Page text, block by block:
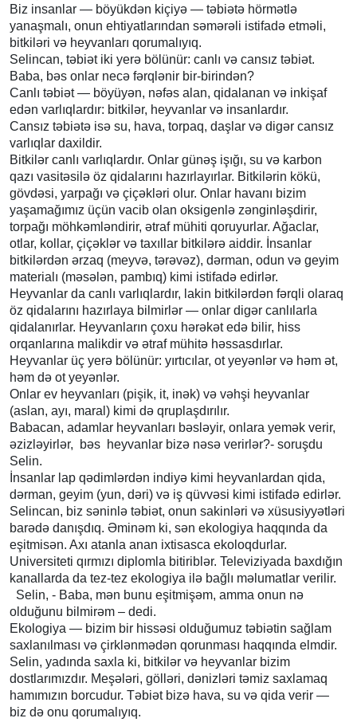
Biz insanlar — böyükdən kiçiyə — təbiətə hörmətlə
yanaşmalı, onun ehtiyatlarından səmərəli istifadə etməli,
bitkiləri və heyvanları qorumalıyıq.
Selincan, təbiət iki yerə bölünür: canlı və cansız təbiət.
Baba, bəs onlar necə fərqlənir bir-birindən?
Canlı təbiət — böyüyən, nəfəs alan, qidalanan və inkişaf
edən varlıqlardır: bitkilər, heyvanlar və insanlardır.
Cansız təbiətə isə su, hava, torpaq, daşlar və digər cansız
varlıqlar daxildir.
Bitkilər canlı varlıqlardır. Onlar günəş işığı, su və karbon
qazı vasitəsilə öz qidalarını hazırlayırlar. Bitkilərin kökü,
gövdəsi, yarpağı və çiçəkləri olur. Onlar havanı bizim
yaşamağımız üçün vacib olan oksigenlə zənginləşdirir,
torpağı möhkəmləndirir, ətraf mühiti qoruyurlar. Ağaclar,
otlar, kollar, çiçəklər və taxıllar bitkilərə aiddir. İnsanlar
bitkilərdən ərzaq (meyvə, tərəvəz), dərman, odun və geyim
materialı (məsələn, pambıq) kimi istifadə edirlər.
Heyvanlar da canlı varlıqlardır, lakin bitkilərdən fərqli olaraq
öz qidalarını hazırlaya bilmirlər — onlar digər canlılarla
qidalanırlar. Heyvanların çoxu hərəkət edə bilir, hiss
orqanlarına malikdir və ətraf mühitə həssasdırlar.
Heyvanlar üç yerə bölünür: yırtıcılar, ot yeyənlər və həm ət,
həm də ot yeyənlər.
Onlar ev heyvanları (pişik, it, inək) və vəhşi heyvanlar
(aslan, ayı, maral) kimi də qruplaşdırılır.
Babacan, adamlar heyvanları bəsləyir, onlara yemək verir,
əzizləyirlər, bəs heyvanlar bizə nəsə verirlər?- soruşdu
Selin.
İnsanlar lap qədimlərdən indiyə kimi heyvanlardan qida,
dərman, geyim (yun, dəri) və iş qüvvəsi kimi istifadə edirlər.
Selincan, biz səninlə təbiət, onun sakinləri və xüsusiyyətləri
barədə danışdıq. Əminəm ki, sən ekologiya haqqında da
eşitmisən. Axı atanla anan ixtisasca ekoloqdurlar.
Universiteti qırmızı diplomla bitiriblər. Televiziyada baxdığın
kanallarda da tez-tez ekologiya ilə bağlı məlumatlar verilir.
Selin, - Baba, mən bunu eşitmişəm, amma onun nə
olduğunu bilmirəm – dedi.
Ekologiya — bizim bir hissəsi olduğumuz təbiətin sağlam
saxlanılması və çirklənmədən qorunması haqqında elmdir.
Selin, yadında saxla ki, bitkilər və heyvanlar bizim
dostlarımızdır. Meşələri, gölləri, dənizləri təmiz saxlamaq
hamımızın borcudur. Təbiət bizə hava, su və qida verir —
biz də onu qorumalıyıq.